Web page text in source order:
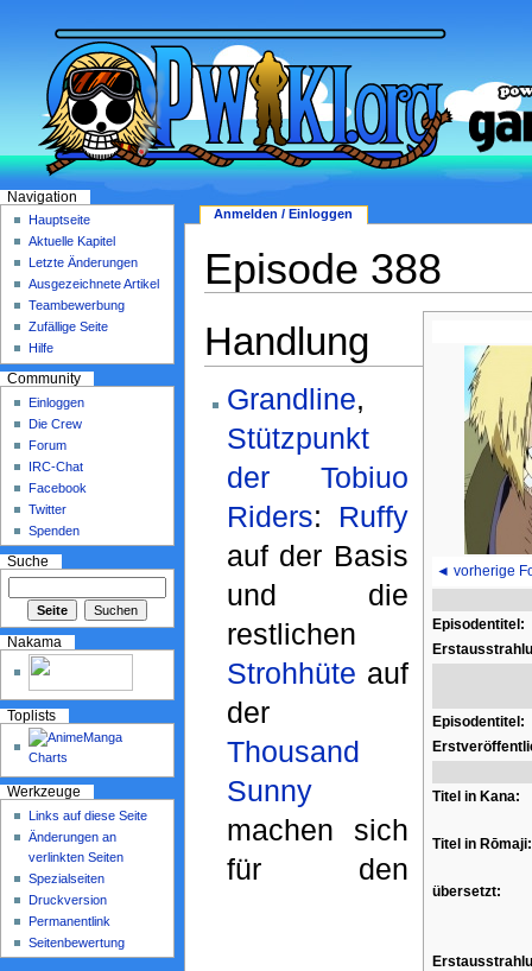
Episode 388
◄ vorherige
Episodentitel:
Episodentitel:
Titel in Kana:
Titel in Rōmaji:
übersetzt:
Handlung
Grandline,
Stützpunkt
der Tobiuo
Riders: Ruffy
auf der Basis
und die
restlichen
Strohhüte auf
der
Thousand
Sunny
machen sich
für den
Anmelden / Einloggen
Navigation
Hauptseite
Aktuelle Kapitel
Letzte Änderungen
Ausgezeichnete Artikel
Teambewerbung
Zufällige Seite
Hilfe
Community
Einloggen
Die Crew
Forum
IRC-Chat
Facebook
Twitter
Spenden
Suche
Nakama
Toplists
Werkzeuge
Links auf diese Seite
Änderungen an
verlinkten Seiten
Spezialseiten
Druckversion
Permanentlink
Seitenbewertung